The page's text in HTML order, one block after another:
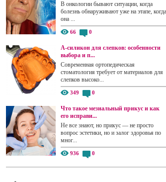
В онкологии бывают ситуации, когда
болезнь обнаруживают уже на этапе, когда
она ...
66 0
А-силикон для слепков: особенности
выбора и п...
Современная ортопедическая
стоматология требует от материалов для
слепков высоко...
349 0
Что такое мезиальный прикус и как
его исправи...
Не все знают, но прикус — не просто
вопрос эстетики, но и залог здоровья по
мног...
936 0